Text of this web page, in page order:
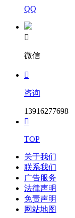
QQ

微信

咨询
13916277698

TOP
关于我们
联系我们
广告服务
法律声明
免责声明
网站地图